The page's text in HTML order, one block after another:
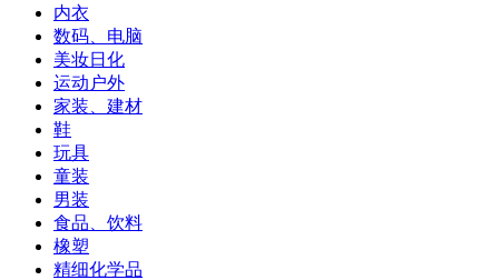
内衣
数码、电脑
美妆日化
运动户外
家装、建材
鞋
玩具
童装
男装
食品、饮料
橡塑
精细化学品